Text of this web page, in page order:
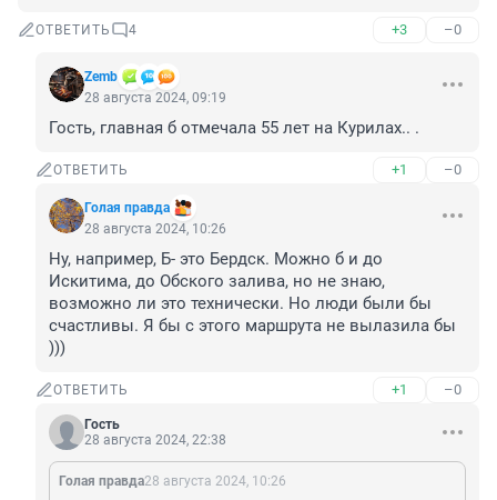
ОТВЕТИТЬ 4 +3 –0
Zemb
28 августа 2024, 09:19
Гость, главная б отмечала 55 лет на Курилах.. .
ОТВЕТИТЬ +1 –0
Голая правда
28 августа 2024, 10:26
Ну, например, Б- это Бердск. Можно б и до
Искитима, до Обского залива, но не знаю,
возможно ли это технически. Но люди были бы
счастливы. Я бы с этого маршрута не вылазила бы
)))
ОТВЕТИТЬ +1 –0
Гость
28 августа 2024, 22:38
Голая правда28 августа 2024, 10:26